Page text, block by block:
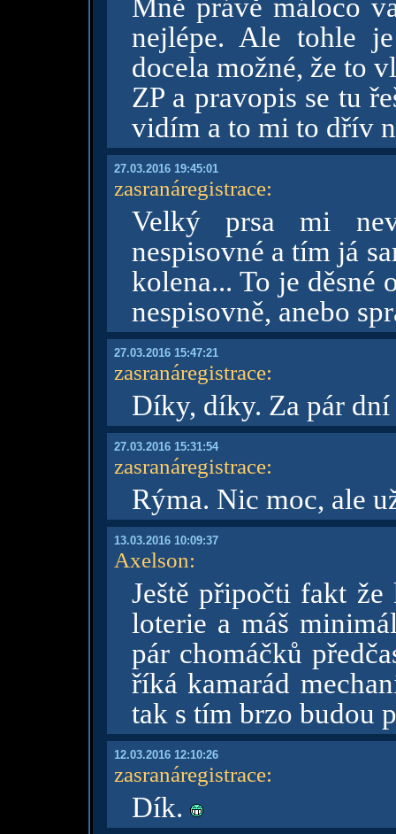
Mně právě máloco
nejlépe. Ale tohle
docela možné, že to
ZP a pravopis se tu
vidím a to mi to dřív
27.03.2016 19:45:01
zasranáregistrace:
Velký prsa mi
nespisovné a tím já
kolena... To je děsné
nespisovně, anebo
27.03.2016 15:47:21
zasranáregistrace:
Díky, díky. Za pár
27.03.2016 15:31:54
zasranáregistrace:
Rýma. Nic moc, ale
13.03.2016 10:09:37
Axelson:
Ještě připočti fakt
loterie a máš
pár chomáčků
říká kamarád
tak s tím brzo budou
12.03.2016 12:10:26
zasranáregistrace:
Dík.